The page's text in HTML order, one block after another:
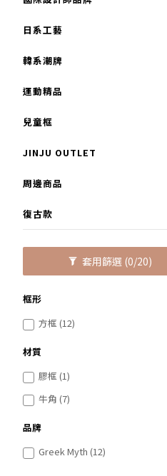
日系工藝
韓系潮牌
運動精品
兒童框
JINJU OUTLET
周邊商品
復古款
套用篩選 (0/20)
框形
方框 (12)
材質
膠框 (1)
牛角 (7)
品牌
Greek Myth (12)